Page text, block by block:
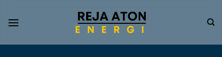
Informasi